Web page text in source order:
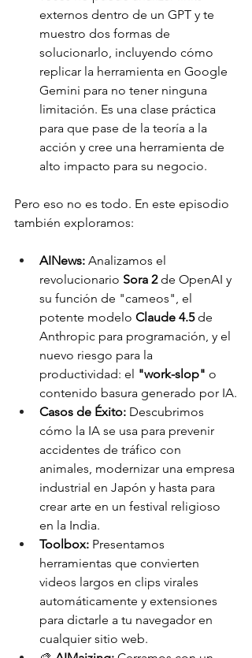
externos dentro de un GPT y te
muestro dos formas de
solucionarlo, incluyendo cómo
replicar la herramienta en Google
Gemini para no tener ninguna
limitación. Es una clase práctica
para que pase de la teoría a la
acción y cree una herramienta de
alto impacto para su negocio.
Pero eso no es todo. En este episodio
también exploramos:
AINews: Analizamos el
revolucionario Sora 2 de OpenAI y
su función de "cameos", el
potente modelo Claude 4.5 de
Anthropic para programación, y el
nuevo riesgo para la
productividad: el "work-slop" o
contenido basura generado por IA.
Casos de Éxito: Descubrimos
cómo la IA se usa para prevenir
accidentes de tráfico con
animales, modernizar una empresa
industrial en Japón y hasta para
crear arte en un festival religioso
en la India.
Toolbox: Presentamos
herramientas que convierten
videos largos en clips virales
automáticamente y extensiones
para dictarle a tu navegador en
cualquier sitio web.